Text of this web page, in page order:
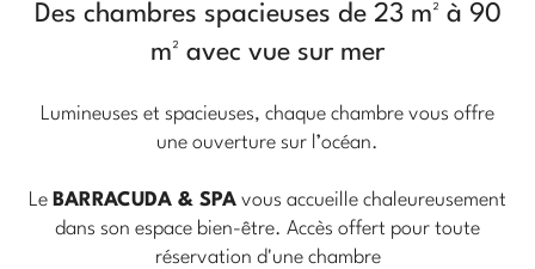
Des chambres spacieuses de 23 m² à 90
m² avec vue sur mer
Lumineuses et spacieuses, chaque chambre vous offre
une ouverture sur l’océan.
Le BARRACUDA & SPA vous accueille chaleureusement
dans son espace bien-être. Accès offert pour toute
réservation d'une chambre